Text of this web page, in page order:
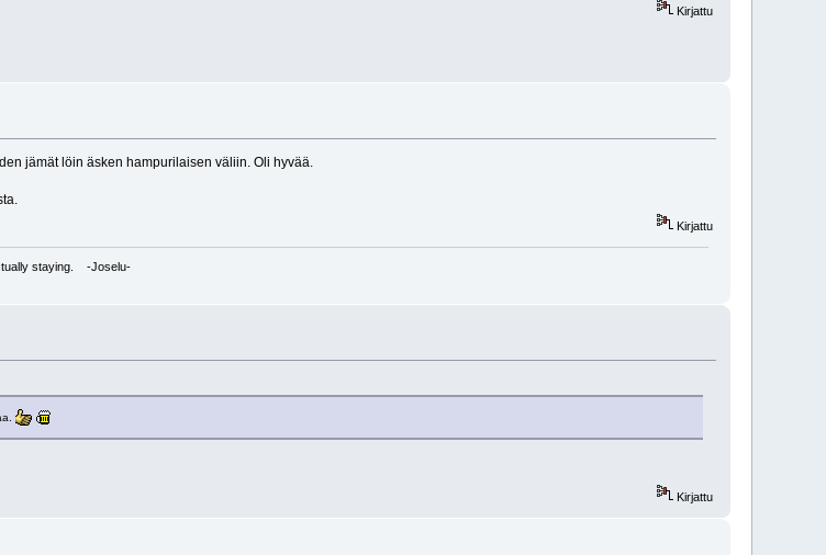
Kirjattu
jämät löin äsken hampurilaisen väliin. Oli hyvää.
Kirjattu
staying. -Joselu-
Kirjattu